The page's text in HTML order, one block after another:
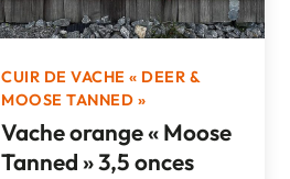
CUIR DE VACHE « DEER &
MOOSE TANNED »
Vache orange « Moose
Tanned » 3,5 onces